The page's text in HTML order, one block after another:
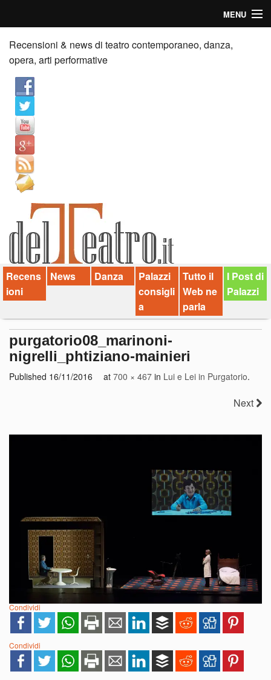
MENU
Home
Recensioni
Anticipazioni
News
Palazzi consiglia
Video
Chi siamo
Contatti
dT in English
Recensioni & news di teatro contemporaneo, danza,
opera, arti performative
Recens
ioni
News Danza
Palazzi
consigli
a
Tutto il
Web ne
parla
I Post di
Palazzi
purgatorio08_marinoni-
nigrelli_phtiziano-mainieri
Published 16/11/2016 at 700 × 467 in Lui e Lei in Purgatorio.
Next
Condividi
Condividi